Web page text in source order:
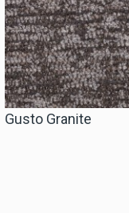
Gusto Granite